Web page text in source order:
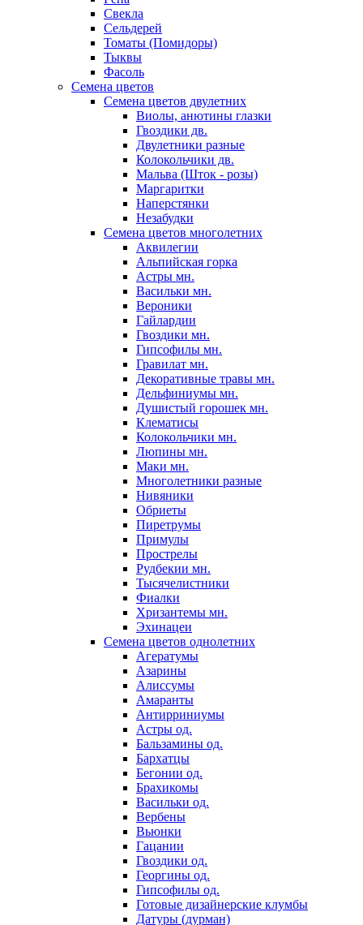
Свекла
Сельдерей
Томаты (Помидоры)
Тыквы
Фасоль
Семена цветов
Семена цветов двулетних
Виолы, анютины глазки
Гвоздики дв.
Двулетники разные
Колокольчики дв.
Мальва (Шток - розы)
Маргаритки
Наперстянки
Незабудки
Семена цветов многолетних
Аквилегии
Альпийская горка
Астры мн.
Васильки мн.
Вероники
Гайлардии
Гвоздики мн.
Гипсофилы мн.
Гравилат мн.
Декоративные травы мн.
Дельфиниумы мн.
Душистый горошек мн.
Клематисы
Колокольчики мн.
Люпины мн.
Маки мн.
Многолетники разные
Нивяники
Обриеты
Пиретрумы
Примулы
Прострелы
Рудбекии мн.
Тысячелистники
Фиалки
Хризантемы мн.
Эхинацеи
Семена цветов однолетних
Агератумы
Азарины
Алиссумы
Амаранты
Антирриниумы
Астры од.
Бальзамины од.
Бархатцы
Бегонии од.
Брахикомы
Васильки од.
Вербены
Вьюнки
Гацании
Гвоздики од.
Георгины од.
Гипсофилы од.
Готовые дизайнерские клумбы
Датуры (дурман)